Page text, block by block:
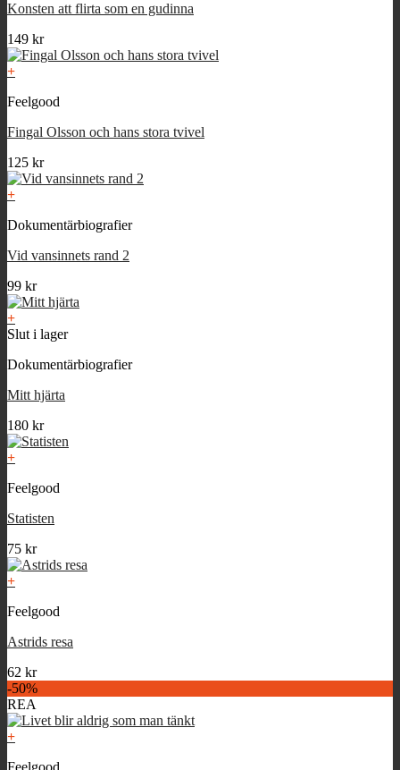
Konsten att flirta som en gudinna
149 kr
+
Feelgood
Fingal Olsson och hans stora tvivel
125 kr
+
Dokumentärbiografier
Vid vansinnets rand 2
99 kr
+
Slut i lager
Dokumentärbiografier
Mitt hjärta
180 kr
+
Feelgood
Statisten
75 kr
+
Feelgood
Astrids resa
62 kr
-50%
REA
+